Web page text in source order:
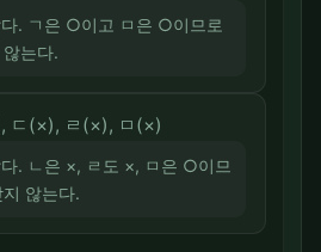
. ㄱ은 ○이고 ㅁ은 ○이므로
는다.
(×), ㄹ(×), ㅁ(×)
. ㄴ은 ×, ㄹ도 ×, ㅁ은 ○이므
않는다.